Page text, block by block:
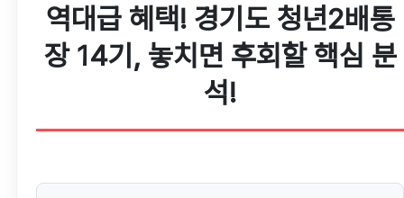
역대급 혜택! 경기도 청년2배통
장 14기, 놓치면 후회할 핵심 분
석!